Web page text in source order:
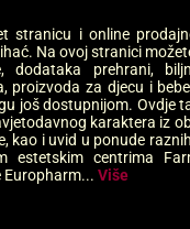
stranicu i online
Na ovoj stranici
dodataka prehrani,
proizvoda za djecu i
još dostupnijom. Ovdje
karaktera iz
kao i uvid u ponude
estetskim centrima
Europharm... Više